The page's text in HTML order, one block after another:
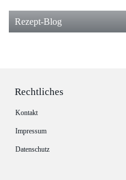
Rezept-Blog
Rechtliches
Kontakt
Impressum
Datenschutz